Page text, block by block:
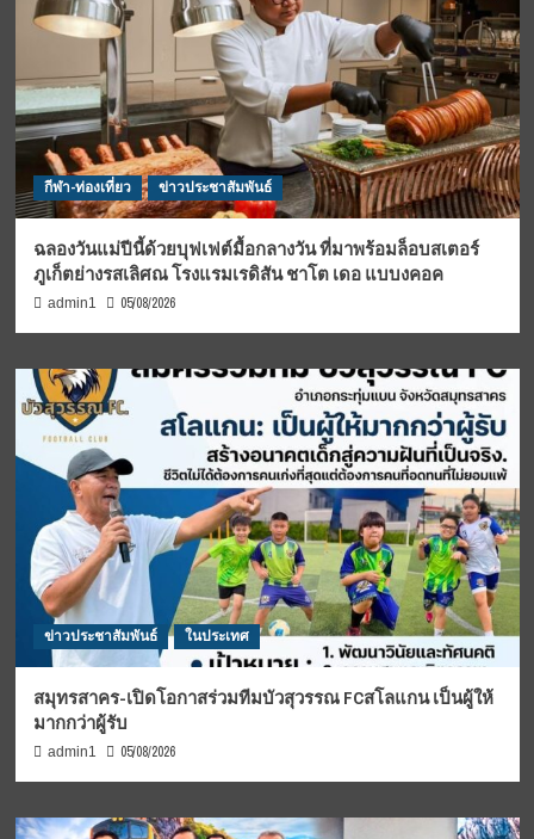
กีฬา-ท่องเที่ยว ข่าวประชาสัมพันธ์
ฉลองวันแม่ปีนี้ด้วยบุฟเฟต์มื้อกลางวัน ที่มาพร้อมล็อบสเตอร์
ภูเก็ตย่างรสเลิศณ โรงแรมเรดิสัน ชาโต เดอ แบบงคอค
admin1 05/08/2026
ข่าวประชาสัมพันธ์ ในประเทศ
สมุทรสาคร-เปิดโอกาสร่วมทีมบัวสุวรรณ FCสโลแกน เป็นผู้ให้
มากกว่าผู้รับ
admin1 05/08/2026